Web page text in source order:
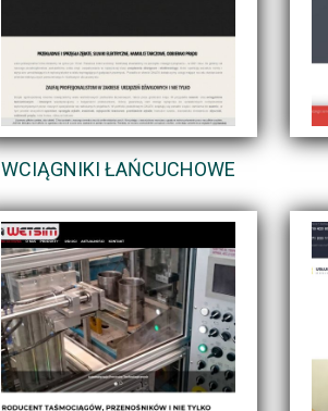
WCIĄGNIKI ŁAŃCUCHOWE